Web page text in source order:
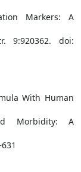
Markers: A
9:920362. doi:
With Human
Morbidity: A